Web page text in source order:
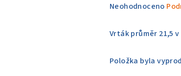
Průměrné
produktu
z
Neohodnoceno
Vrták průměr 21,5
Položka byla